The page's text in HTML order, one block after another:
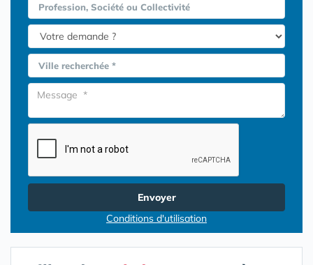
Profession, Société ou Collectivité
Ville recherchée *
Envoyer
Conditions d'utilisation